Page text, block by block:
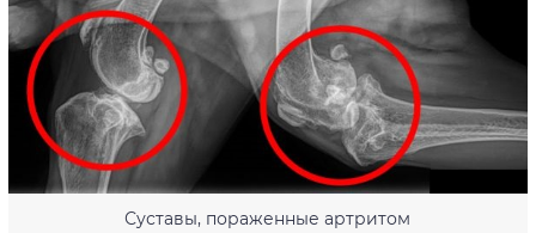
Суставы, пораженные артритом